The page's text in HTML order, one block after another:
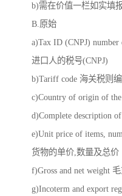
b)需在价值一栏如实填
B.原始
a)Tax ID (CNPJ)
进口人的税号(CNPJ)
b)Tariff code 海关税则
c)Country of origin of
d)Complete description
e)Unit price of items,
货物的单价,数量及总价
f)Gross and net weight
g)Incoterm and export